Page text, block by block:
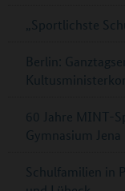
„Sportlichste
Berlin:
60 Jahre MINT-
Gymnasium Jena
Schulfamilien in